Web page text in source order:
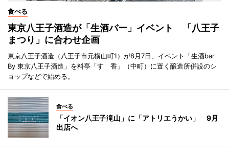
食べる
東京八王子酒造が「生酒バー」イベント 「八王子
まつり」に合わせ企画
東京八王子酒造（八王子市元横山町1）が8月7日、イベント「生酒bar
By 東京八王子酒造」を料亭「すゞ香」（中町）に置く醸造所併設のシ
ョップなどで始める。
食べる
「イオン八王子滝山」に「アトリエうかい」 9月
出店へ